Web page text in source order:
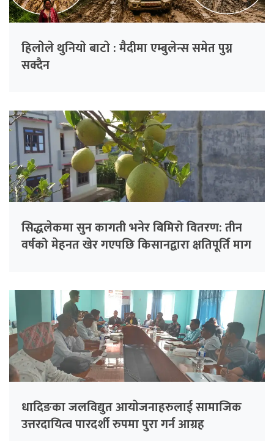
हिलाेेले थुनियाे बाटाे : मैदीमा एम्बुलेन्स समेत पुग्न
सक्दैन
सिद्धलेकमा सुन कागती भनेर बिमिरो वितरण: तीन
वर्षको मेहनत खेर गएपछि किसानद्वारा क्षतिपूर्ति माग
धादिङका जलविद्युत आयाेजनाहरुलाई सामाजिक
उत्तरदायित्व पारदर्शी रुपमा पुरा गर्न आग्रह